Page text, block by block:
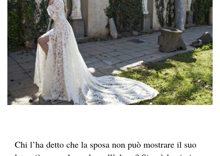
Chi l’ha detto che la sposa non può mostrare il suo